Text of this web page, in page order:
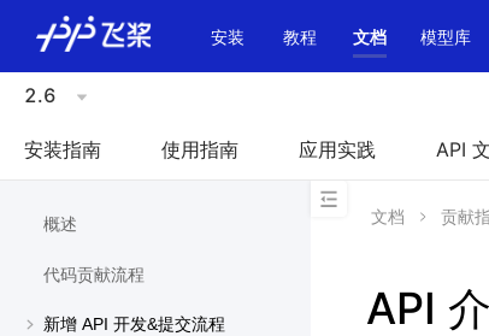
安装 教程 文档 模型库
2.6
安装指南 使用指南 应用实践 API
概述
代码贡献流程
新增 API 开发&提交流程
文档 贡献
API